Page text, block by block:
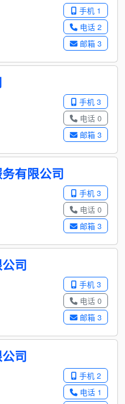
手机 1
电话 2
邮箱 3
手机 3
电话 0
邮箱 3
有限公司
手机 3
电话 0
邮箱 3
司
手机 3
电话 0
邮箱 3
司
手机 2
电话 1